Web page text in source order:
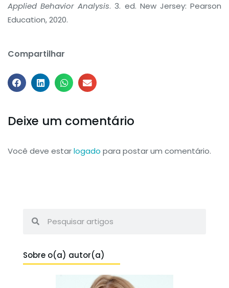
Applied Behavior Analysis. 3. ed. New Jersey: Pearson
Education, 2020.
Compartilhar
Deixe um comentário
Você deve estarlogado para postar um comentário.
Sobre o(a) autor(a)